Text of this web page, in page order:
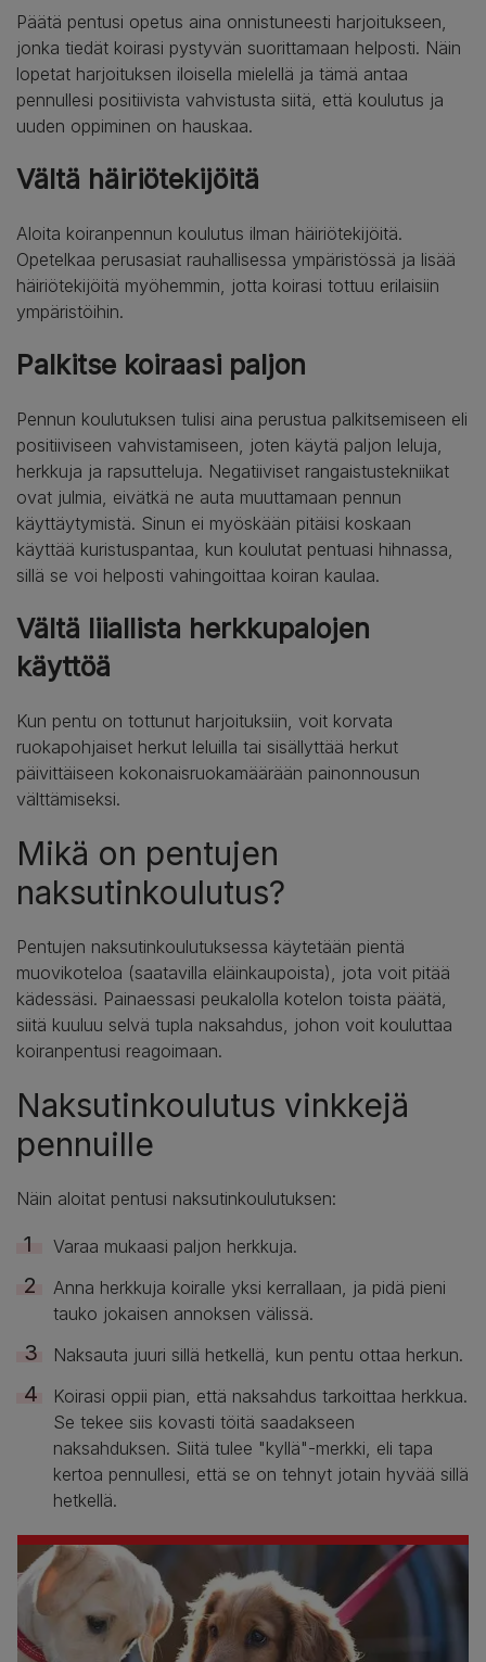
Päätä pentusi opetus aina onnistuneesti harjoitukseen,
jonka tiedät koirasi pystyvän suorittamaan helposti. Näin
lopetat harjoituksen iloisella mielellä ja tämä antaa
pennullesi positiivista vahvistusta siitä, että koulutus ja
uuden oppiminen on hauskaa.
Vältä häiriötekijöitä
Aloita koiranpennun koulutus ilman häiriötekijöitä.
Opetelkaa perusasiat rauhallisessa ympäristössä ja lisää
häiriötekijöitä myöhemmin, jotta koirasi tottuu erilaisiin
ympäristöihin.
Palkitse koiraasi paljon
Pennun koulutuksen tulisi aina perustua palkitsemiseen eli
positiiviseen vahvistamiseen, joten käytä paljon leluja,
herkkuja ja rapsutteluja. Negatiiviset rangaistustekniikat
ovat julmia, eivätkä ne auta muuttamaan pennun
käyttäytymistä. Sinun ei myöskään pitäisi koskaan
käyttää kuristuspantaa, kun koulutat pentuasi hihnassa,
sillä se voi helposti vahingoittaa koiran kaulaa.
Vältä liiallista herkkupalojen
käyttöä
Kun pentu on tottunut harjoituksiin, voit korvata
ruokapohjaiset herkut leluilla tai sisällyttää herkut
päivittäiseen kokonaisruokamäärään painonnousun
välttämiseksi.
Mikä on pentujen
naksutinkoulutus?
Pentujen naksutinkoulutuksessa käytetään pientä
muovikoteloa (saatavilla eläinkaupoista), jota voit pitää
kädessäsi. Painaessasi peukalolla kotelon toista päätä,
siitä kuuluu selvä tupla naksahdus, johon voit kouluttaa
koiranpentusi reagoimaan.
Naksutinkoulutus vinkkejä
pennuille
Näin aloitat pentusi naksutinkoulutuksen:
Varaa mukaasi paljon herkkuja.
Anna herkkuja koiralle yksi kerrallaan, ja pidä pieni
tauko jokaisen annoksen välissä.
Naksauta juuri sillä hetkellä, kun pentu ottaa herkun.
Koirasi oppii pian, että naksahdus tarkoittaa herkkua.
Se tekee siis kovasti töitä saadakseen
naksahduksen. Siitä tulee "kyllä"-merkki, eli tapa
kertoa pennullesi, että se on tehnyt jotain hyvää sillä
hetkellä.